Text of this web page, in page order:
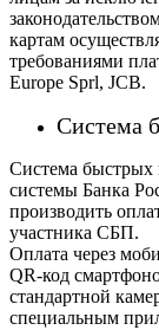
картам
требованиями
Europe Sprl, JCB.
Система
Система быстрых
системы Банка
производить
участника СБП.
Оплата через
QR-код
стандартной
специальным